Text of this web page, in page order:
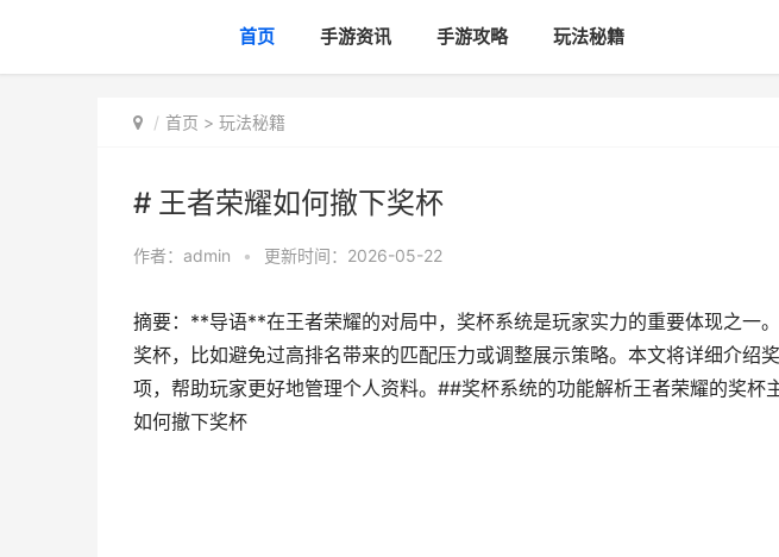
首页 手游资讯 手游攻略 玩法秘籍
首页 > 玩法秘籍
# 王者荣耀如何撤下奖杯
作者： admin • 更新时间：2026-05-22
摘要：**导语**在王者荣耀的对局中，奖杯系统是玩家实力的重要体现之一
奖杯，比如避免过高排名带来的匹配压力或调整展示策略。本文将详细介绍
项，帮助玩家更好地管理个人资料。##奖杯系统的功能解析王者荣耀的奖杯
如何撤下奖杯